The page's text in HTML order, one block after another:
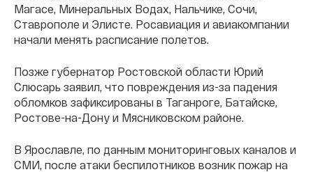
Магасе, Минеральных Водах, Нальчике, Сочи,
Ставрополе и Элисте. Росавиация и авиакомпании
начали менять расписание полетов.
Позже губернатор Ростовской области Юрий
Слюсарь заявил, что повреждения из-за падения
обломков зафиксированы в Таганроге, Батайске,
Ростове-на-Дону и Мясниковском районе.
В Ярославле, по данным мониторинговых каналов и
СМИ, после атаки беспилотников возник пожар на